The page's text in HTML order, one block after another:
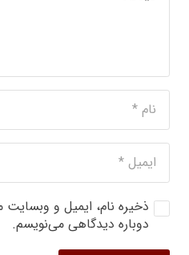
ذخیره نام، ایمیل و وبسایت
دوباره دیدگاهی می‌نویسم.